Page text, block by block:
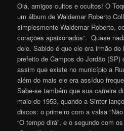
Olá, amigos cultos e ocultos! O
um álbum de Waldemar Roberto
simplesmente Waldemar Roberto,
corações apaixonados”. Quase
dele. Sabido é que ele era irmão
prefeito de Campos do Jordão (SP)
assim que existe no município a
além do mais ele era assíduo
Sabe-se também que sua carreira
maio de 1953, quando a Sinter
discos: o primeiro com a valsa
“O tempo dirá”, e o segundo com